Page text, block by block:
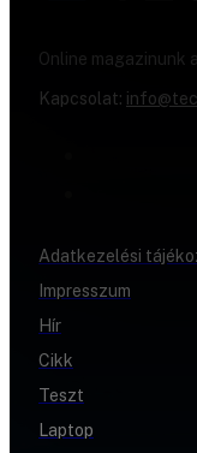
Online
Kapcsolat:
Adatkezelési
Impresszum
Hír
Cikk
Teszt
Laptop